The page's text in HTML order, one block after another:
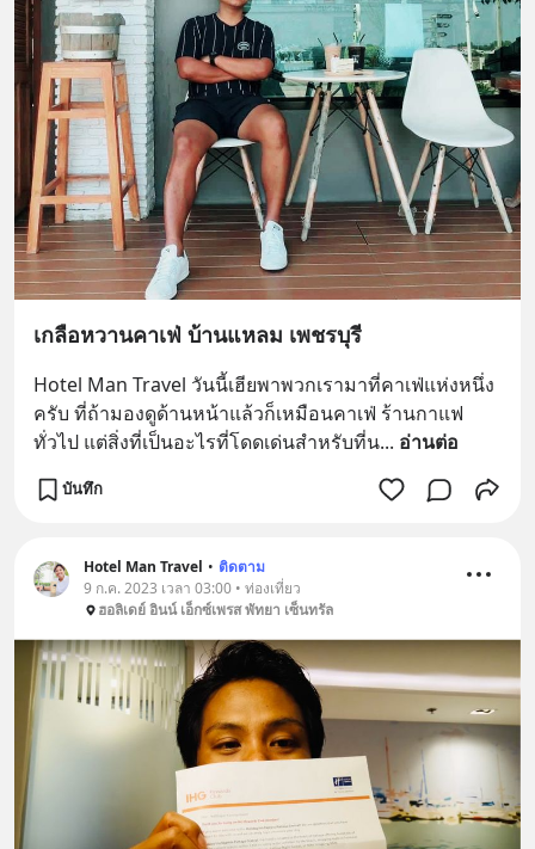
เกลือหวานคาเฟ่ บ้านแหลม เพชรบุรี
Hotel Man Travel วันนี้เฮียพาพวกเรามาที่คาเฟ่แห่งหนึ่ง
ครับ ที่ถ้ามองดูด้านหน้าแล้วก็เหมือนคาเฟ่ ร้านกาแฟ
ทั่วไป แต่สิ่งที่เป็นอะไรที่โดดเด่นสำหรับที่น... อ่านต่อ
บันทึก
Hotel Man Travel • ติดตาม
9 ก.ค. 2023 เวลา 03:00 • ท่องเที่ยว
ฮอลิเดย์ อินน์ เอ็กซ์เพรส พัทยา เซ็นทรัล